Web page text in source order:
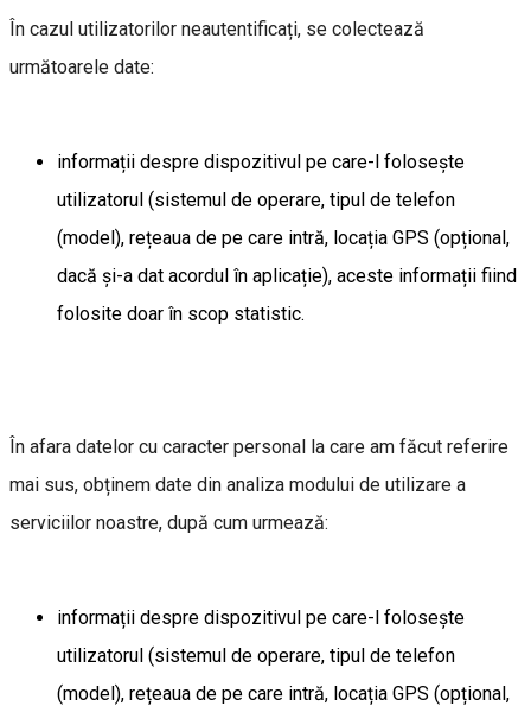
În cazul utilizatorilor neautentificați, se colectează
următoarele date:
informații despre dispozitivul pe care-l folosește
utilizatorul (sistemul de operare, tipul de telefon
(model), rețeaua de pe care intră, locația GPS (opțional,
dacă și-a dat acordul în aplicație), aceste informații fiind
folosite doar în scop statistic.
În afara datelor cu caracter personal la care am făcut referire
mai sus, obținem date din analiza modului de utilizare a
serviciilor noastre, după cum urmează:
informații despre dispozitivul pe care-l folosește
utilizatorul (sistemul de operare, tipul de telefon
(model), rețeaua de pe care intră, locația GPS (opțional,